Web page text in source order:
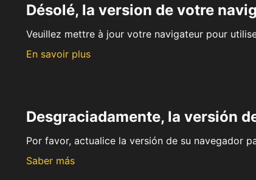
Désolé, la version de votre
Veuillez mettre à jour votre navigateur pour
En savoir plus
Desgraciadamente, la versión
Por favor, actualice la versión de su navegador
Saber más